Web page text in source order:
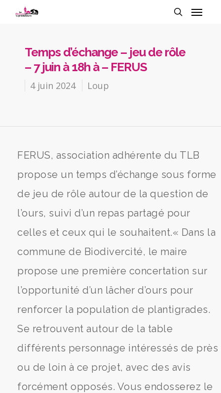
Temps d’échange – jeu de rôle
– 7 juin à 18h à – FERUS
4 juin 2024 Loup
FERUS, association adhérente du TLB
propose un temps d’échange sous forme
de jeu de rôle autour de la question de
l’ours, suivi d’un repas partagé pour
celles et ceux qui le souhaitent.« Dans la
commune de Biodivercité, le maire
propose une première concertation sur
l’opportunité d’un lâcher d’ours pour
renforcer la population de plantigrades.
Se retrouvent autour de la table
différents personnage intéressés de près
ou de loin à ce projet, avec des avis
forcément opposés. Vous endosserez le